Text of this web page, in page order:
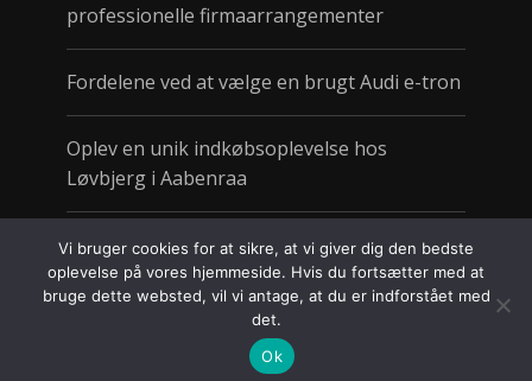
professionelle firmaarrangementer
Fordelene ved at vælge en brugt Audi e-tron
Oplev en unik indkøbsoplevelse hos
Løvbjerg i Aabenraa
Sund take away gør det nemt at spise godt
på farten
Fordele ved nakkemassage
Vi bruger cookies for at sikre, at vi giver dig den bedste
oplevelse på vores hjemmeside. Hvis du fortsætter med at
bruge dette websted, vil vi antage, at du er indforstået med
det.
Ok